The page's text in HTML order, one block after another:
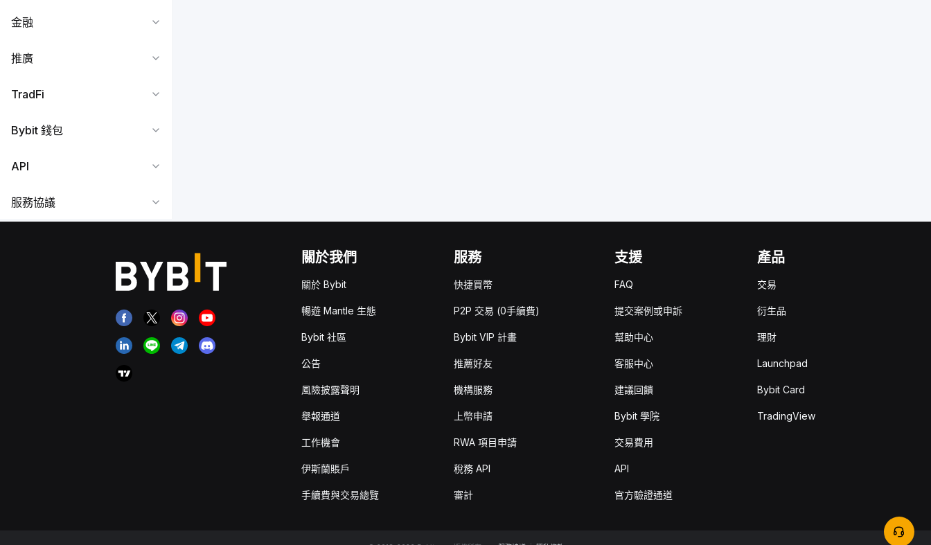
金融
推廣
TradFi
Bybit 錢包
API
服務協議
關於我們
關於 Bybit
暢遊 Mantle 生態
Bybit 社區
公告
風險披露聲明
舉報通道
工作機會
伊斯蘭賬戶
手續費與交易總覽
服務
快捷買幣
P2P 交易 (0手續費)
Bybit VIP 計畫
推薦好友
機構服務
上幣申請
RWA 項目申請
稅務 API
審計
支援
FAQ
提交案例或申訴
幫助中心
客服中心
建議回饋
Bybit 學院
交易費用
API
官方驗證通道
產品
交易
衍生品
理財
Launchpad
Bybit Card
TradingView